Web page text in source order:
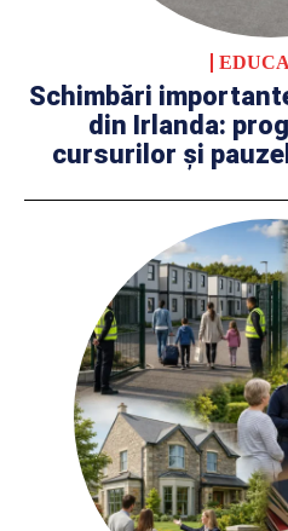
Schimbări
din Irlanda:
cursurilor și